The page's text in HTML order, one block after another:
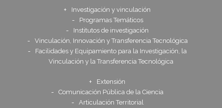
Investigación y vinculación
Programas Temáticos
Institutos de investigación
Vinculación, Innovación y Transferencia Tecnológica
Facilidades y Equipamiento para la Investigación, la
Vinculación y la Transferencia Tecnológica
Extensión
Comunicación Pública de la Ciencia
Articulación Territorial